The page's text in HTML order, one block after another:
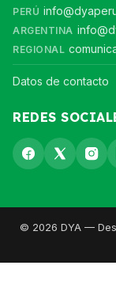
PERÚ
ARGENTINA
REGIONAL
Datos de contacto
REDES
© 2026 DYA —